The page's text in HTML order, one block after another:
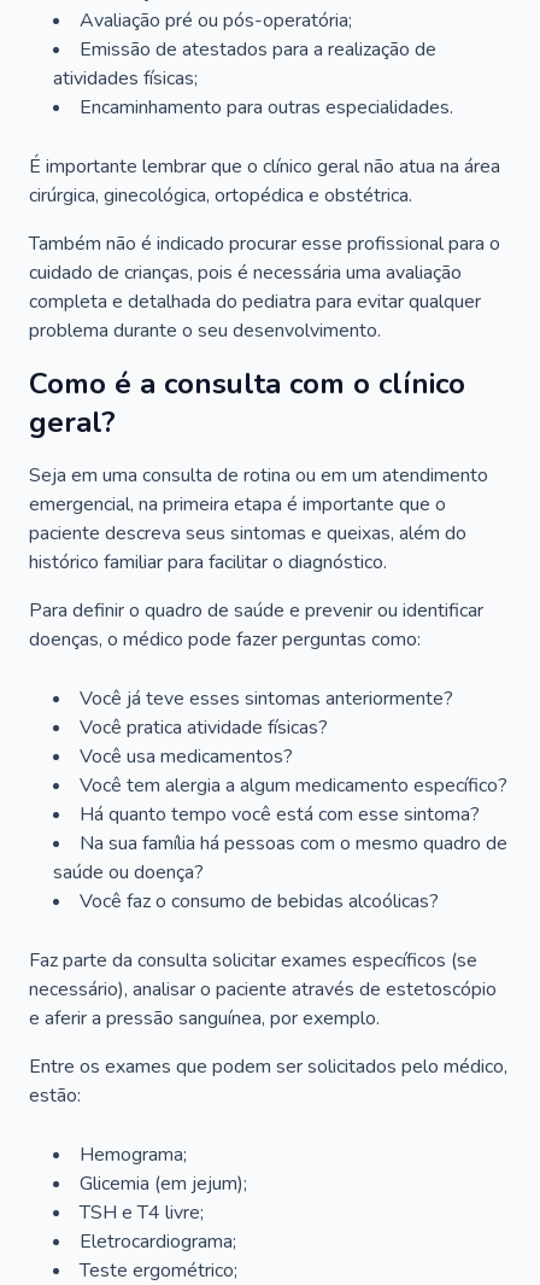
Avaliação pré ou pós-operatória;
Emissão de atestados para a realização de
atividades físicas;
Encaminhamento para outras especialidades.
É importante lembrar que o clínico geral não atua na área
cirúrgica, ginecológica, ortopédica e obstétrica.
Também não é indicado procurar esse profissional para o
cuidado de crianças, pois é necessária uma avaliação
completa e detalhada do pediatra para evitar qualquer
problema durante o seu desenvolvimento.
Como é a consulta com o clínico
geral?
Seja em uma consulta de rotina ou em um atendimento
emergencial, na primeira etapa é importante que o
paciente descreva seus sintomas e queixas, além do
histórico familiar para facilitar o diagnóstico.
Para definir o quadro de saúde e prevenir ou identificar
doenças, o médico pode fazer perguntas como:
Você já teve esses sintomas anteriormente?
Você pratica atividade físicas?
Você usa medicamentos?
Você tem alergia a algum medicamento específico?
Há quanto tempo você está com esse sintoma?
Na sua família há pessoas com o mesmo quadro de
saúde ou doença?
Você faz o consumo de bebidas alcoólicas?
Faz parte da consulta solicitar exames específicos (se
necessário), analisar o paciente através de estetoscópio
e aferir a pressão sanguínea, por exemplo.
Entre os exames que podem ser solicitados pelo médico,
estão:
Hemograma;
Glicemia (em jejum);
TSH e T4 livre;
Eletrocardiograma;
Teste ergométrico;